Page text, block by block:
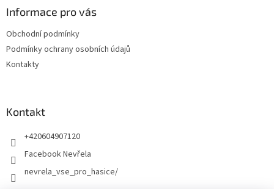
Informace pro vás
Obchodní podmínky
Podmínky ochrany osobních údajů
Kontakty
Kontakt
+420604907120
Facebook Nevřela
nevrela_vse_pro_hasice/